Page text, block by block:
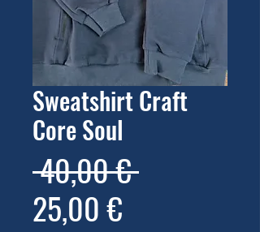
Sweatshirt Craft
Core Soul
40,00 € Prix
25,00 €